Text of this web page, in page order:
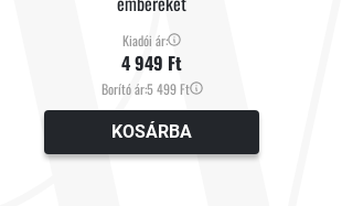
Kiadói ár:
4 949 Ft
Borító ár:5 499 Ft
KOSÁRBA